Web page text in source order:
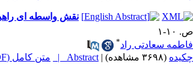
نقش واسطه ای
ص. ۱۰-۱
فاطمه سعادتی راد*
چکیده (۳۶۹۸ مشاهده) |
Abstract | متن کامل (PDF)